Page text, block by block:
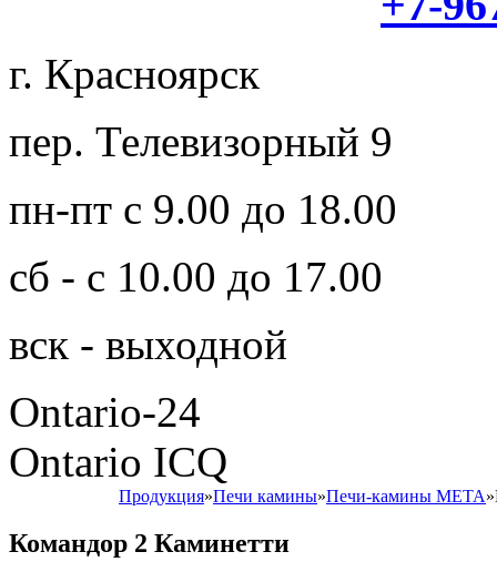
г. Красноярск
пер. Телевизорный 9
пн-пт с 9.00 до 18.00
сб - с 10.00 до 17.00
вск - выходной
Ontario-24
Ontario ICQ
Продукция»Печи камины»Печи-камины МЕТА»
Командор 2 Каминетти